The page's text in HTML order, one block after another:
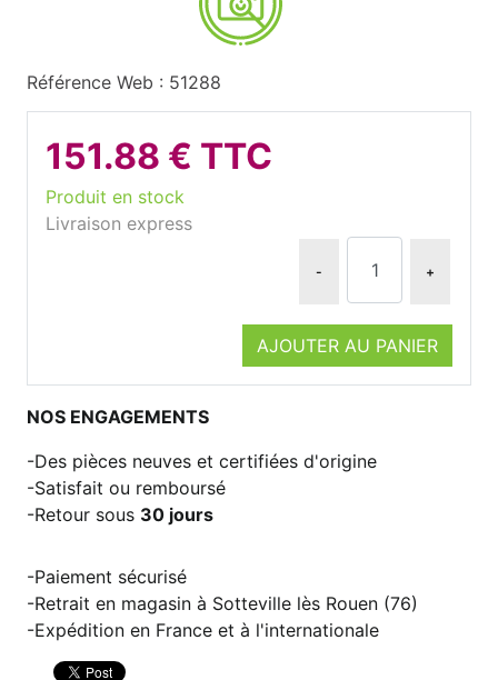
Référence Web : 51288
151.88 € TTC
Produit en stock
Livraison express
- +
AJOUTER AU PANIER
NOS ENGAGEMENTS
Des pièces neuves et certifiées d'origine
Satisfait ou remboursé
Retour sous 30 jours
Paiement sécurisé
Retrait en magasin à Sotteville lès Rouen (76)
Expédition en France et à l'internationale